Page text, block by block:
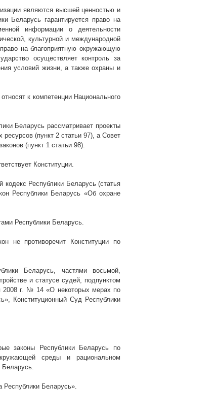
являются высшей ценностью и
Беларусь гарантируется право на
информации о деятельности
культурной и международной
на благоприятную окружающую
осуществляет контроль за
условий жизни, а также охраны и
к компетенции Национального
Беларусь рассматривает проекты
(пункт 2 статьи 97), а Совет
(пункт 1 статьи 98).
Конституции.
Республики Беларусь (статья
Республики Беларусь «Об охране
Республики Беларусь.
не противоречит Конституции по
Беларусь, частями восьмой,
и статусе судей, подпунктом
2008 г. № 14 «О некоторых мерах по
Конституционный Суд Республики
законы Республики Беларусь по
среды и рациональном
Беларусь».